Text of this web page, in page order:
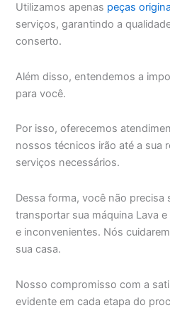
Utilizamos apenas peças
serviços, garantindo a
conserto.
Além disso, entendemos a
para você.
Por isso, oferecemos
nossos técnicos irão até a sua
serviços necessários.
Dessa forma, você não precisa
transportar sua máquina Lava
e inconvenientes. Nós
sua casa.
Nosso compromisso com a
evidente em cada etapa do